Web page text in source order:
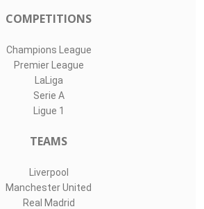
COMPETITIONS
Champions League
Premier League
LaLiga
Serie A
Ligue 1
TEAMS
Liverpool
Manchester United
Real Madrid